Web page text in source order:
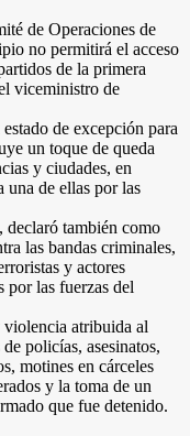
de Operaciones de
no permitirá el acceso
de la primera
viceministro de
de excepción para
un toque de queda
y ciudades, en
una de ellas por las
también como
las bandas criminales,
y actores
por las fuerzas del
violencia atribuida al
policías, asesinatos,
motines en cárceles
y la toma de un
que fue detenido.